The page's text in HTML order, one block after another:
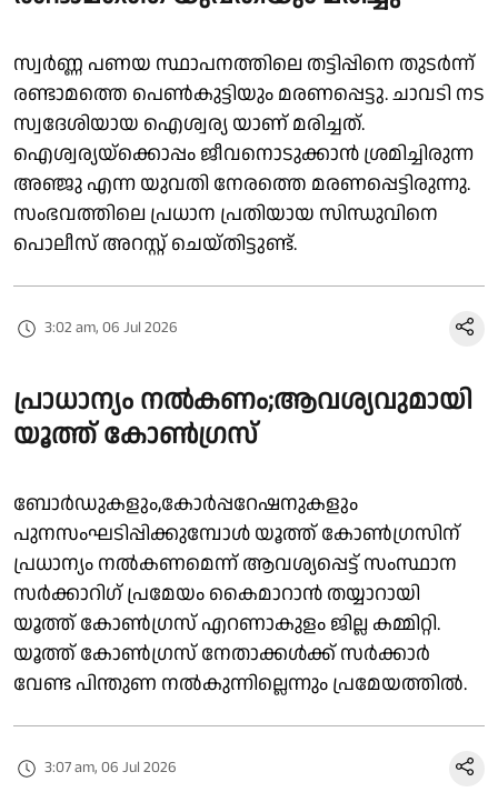
സ്വർണ്ണ പണയ സ്ഥാപനത്തിലെ തട്ടിപ്പിനെ തുടർന്ന്
രണ്ടാമത്തെ പെൺകുട്ടിയും മരണപ്പെട്ടു. ചാവടി നട
സ്വദേശിയായ ഐശ്വര്യ യാണ് മരിച്ചത്.
ഐശ്വര്യയ്ക്കൊപ്പം ജീവനൊടുക്കാൻ ശ്രമിച്ചിരുന്ന
അഞ്ജു എന്ന യുവതി നേരത്തെ മരണപ്പെട്ടിരുന്നു.
സംഭവത്തിലെ പ്രധാന പ്രതിയായ സിന്ധുവിനെ
പൊലീസ് അറസ്റ്റ് ചെയ്തിട്ടുണ്ട്.
3:02 am, 06 Jul 2026
പ്രാധാന്യം നൽകണം;ആവശ്യവുമായി
യൂത്ത് കോൺഗ്രസ്
ബോർഡുകളും,കോർപ്പറേഷനുകളും
പുനസംഘടിപ്പിക്കുമ്പോൾ യൂത്ത് കോൺഗ്രസിന്
പ്രധാന്യം നൽകണമെന്ന് ആവശ്യപ്പെട്ട് സംസ്ഥാന
സർക്കാറിഗ് പ്രമേയം കൈമാറാൻ തയ്യാറായി
യൂത്ത് കോൺഗ്രസ് എറണാകുളം ജില്ല കമ്മിറ്റി.
യൂത്ത് കോൺഗ്രസ് നേതാക്കൾക്ക് സർക്കാർ
വേണ്ട പിന്തുണ നൽകുന്നില്ലെന്നും പ്രമേയത്തിൽ.
3:07 am, 06 Jul 2026